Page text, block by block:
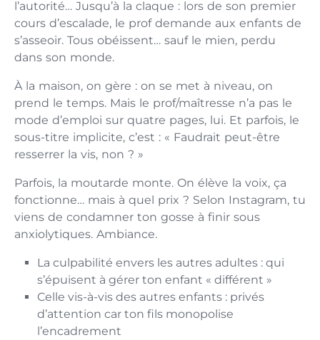
l’autorité… Jusqu’à la claque : lors de son premier
cours d’escalade, le prof demande aux enfants de
s’asseoir. Tous obéissent… sauf le mien, perdu
dans son monde.
À la maison, on gère : on se met à niveau, on
prend le temps. Mais le prof/maîtresse n’a pas le
mode d’emploi sur quatre pages, lui. Et parfois, le
sous-titre implicite, c’est : « Faudrait peut-être
resserrer la vis, non ? »
Parfois, la moutarde monte. On élève la voix, ça
fonctionne… mais à quel prix ? Selon Instagram, tu
viens de condamner ton gosse à finir sous
anxiolytiques. Ambiance.
La culpabilité envers les autres adultes : qui
s’épuisent à gérer ton enfant « différent »
Celle vis-à-vis des autres enfants : privés
d’attention car ton fils monopolise
l’encadrement